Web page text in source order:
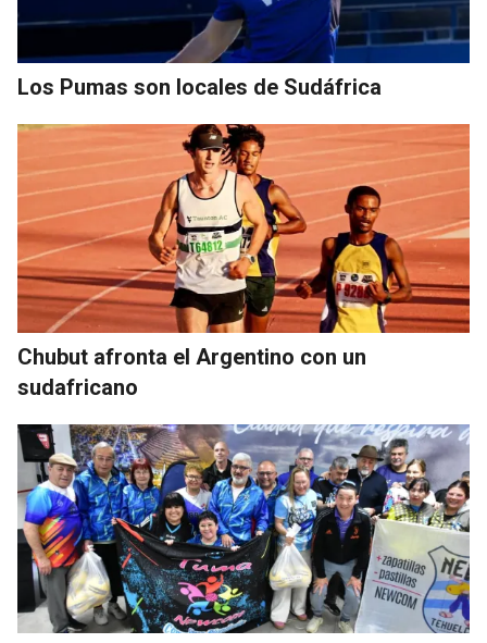
Los Pumas son locales de Sudáfrica
Chubut afronta el Argentino con un
sudafricano